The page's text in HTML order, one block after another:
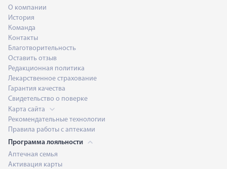
О компании
История
Команда
Контакты
Благотворительность
Оставить отзыв
Редакционная политика
Лекарственное страхование
Гарантия качества
Свидетельство о поверке
Карта сайта
Рекомендательные технологии
Правила работы с аптеками
Программа лояльности
Аптечная семья
Активация карты